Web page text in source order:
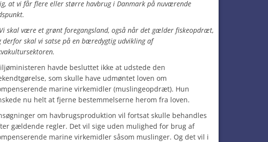
at vi får flere eller større havbrug i Danmark på nuværende
skal være et grønt foregangsland, også når det gælder fiskeopdræt,
derfor skal vi satse på en bæredygtig udvikling af
havde besluttet ikke at udstede den
som skulle have udmøntet loven om
marine virkemidler (muslingeopdræt). Hun
nu helt at fjerne bestemmelserne herom fra loven.
om havbrugsproduktion vil fortsat skulle behandles
gældende regler. Det vil sige uden mulighed for brug af
marine virkemidler såsom muslinger. Og det vil i